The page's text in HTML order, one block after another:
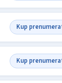
Kup
Kup